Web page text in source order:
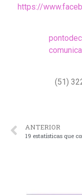
https://
(51)
ANTERIOR